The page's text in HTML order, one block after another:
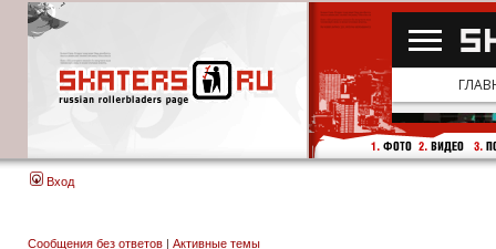
Вход
Сообщения без ответов | Активные темы